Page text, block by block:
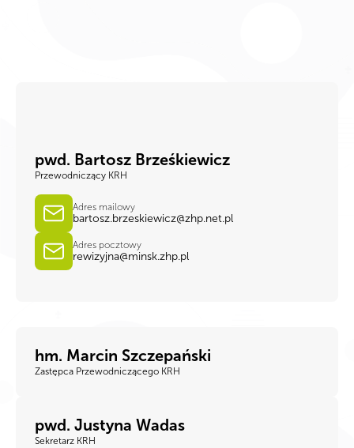
pwd. Bartosz Brześkiewicz
Przewodniczący KRH
Adres mailowy
bartosz.brzeskiewicz@zhp.net.pl
Adres pocztowy
rewizyjna@minsk.zhp.pl
hm. Marcin Szczepański
Zastępca Przewodniczącego KRH
pwd. Justyna Wadas
Sekretarz KRH